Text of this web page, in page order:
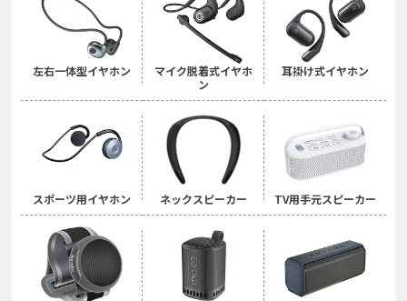
左右一体型イヤホン
マイク脱着式イヤホ
ン
耳掛け式イヤホン
スポーツ用イヤホン ネックスピーカー TV用手元スピーカー